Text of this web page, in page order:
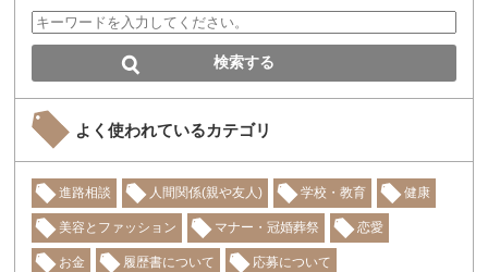
よく使われているカテゴリ
進路相談 人間関係(親や友人) 学校・教育 健康
美容とファッション マナー・冠婚葬祭 恋愛
お金 履歴書について 応募について